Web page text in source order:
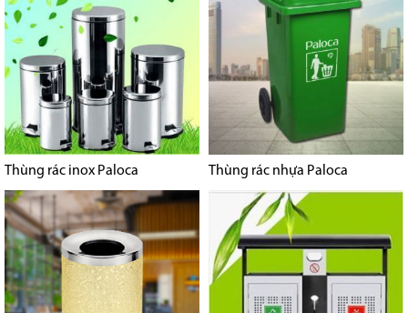
Thùng rác inox Paloca Thùng rác nhựa Paloca